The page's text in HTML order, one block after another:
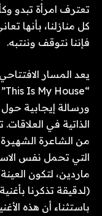
تعترف امرأة تبدو
كل منازلنا، بأنها
فإننا نتوقف وننتبه.
يعد المسار
ورسالة إيجابية
الذاتية في
من الشاعرة
ماردين، لتكون العينة